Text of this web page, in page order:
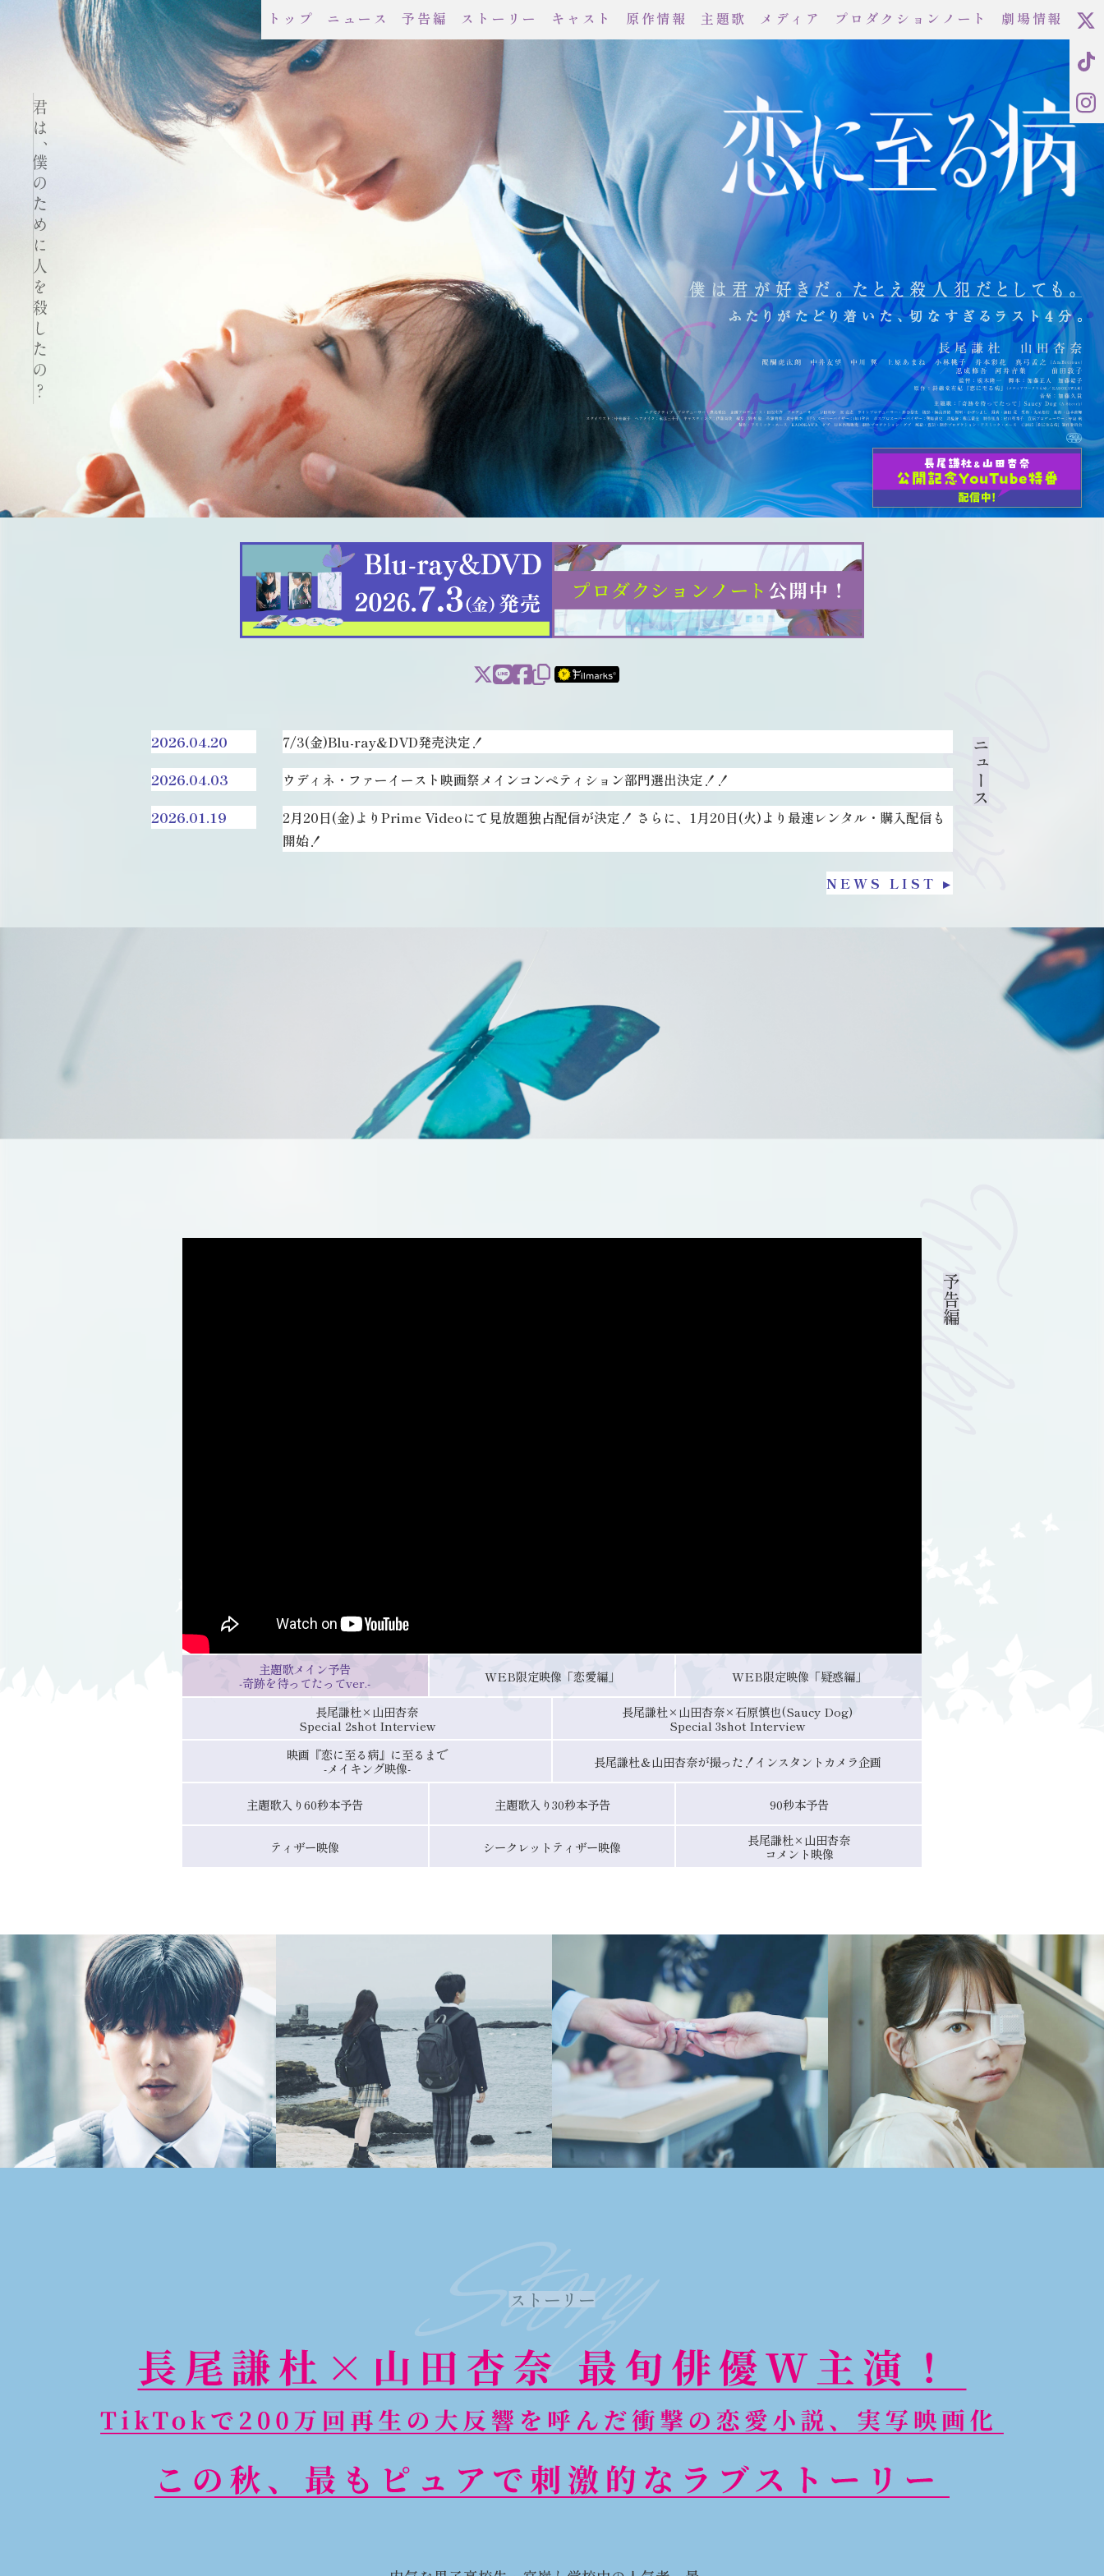
トップ ニュース 予告編 ストーリー キャスト 原作情報 主題歌 メディア プロダクションノート 劇場情報
News
ニュース
2026.04.20
7/3(金)Blu-ray&DVD発売決定！
2026.04.03
ウディネ・ファーイースト映画祭メインコンペティション部門選出決定！！
2026.01.19
2月20日(金)よりPrime Videoにて見放題独占配信が決定！ さらに、1月20日(火)より最速レンタル・購入配信も
開始！
NEWS LIST ▸
Trailer
予告編
主題歌メイン予告
-奇跡を待ってたってver.-
WEB限定映像「恋愛編」 WEB限定映像「疑惑編」
長尾謙杜×山田杏奈
Special 2shot Interview
長尾謙杜×山田杏奈×石原慎也(Saucy Dog)
Special 3shot Interview
映画『恋に至る病』に至るまで
-メイキング映像-
長尾謙杜＆山田杏奈が撮った！インスタントカメラ企画
主題歌入り60秒本予告 主題歌入り30秒本予告 90秒本予告
ティザー映像 シークレットティザー映像
長尾謙杜×山田杏奈
コメント映像
Story
ストーリー